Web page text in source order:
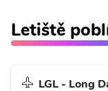
Letiště
LGL - Long